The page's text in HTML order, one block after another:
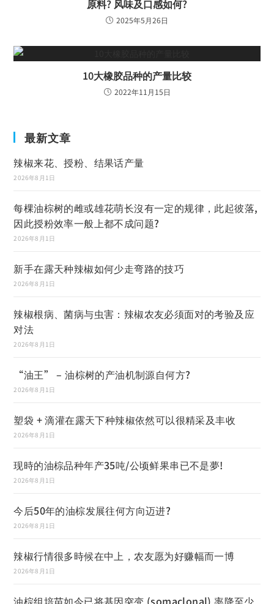
原料? 风味及口感如何?
2025年5月26日
10大橡胶品种的产量比较
2022年11月15日
最新文章
辣椒来花、授粉、结果话产量
2026年8月1日
每棵油棕树的雌或雄花萌长沒有一定的规律，此起彼落,
因此授粉效率一般上都不成问题?
2026年8月1日
新手在露天种辣椒如何少走弯路的技巧
2026年8月1日
辣椒根病、菌病与虫害：辣椒农友必须面对的考验及应
对法
2026年8月1日
“油王” – 油棕树的产油机制源自何方?
2026年8月1日
塑袋 + 滴灌在露天下种辣椒依然可以很精采及丰收
2026年8月1日
现時的油棕品种年产35吨/公顷鲜果串已不是夢!
2026年8月1日
今后50年的油棕发展往何方向迈进?
2026年8月1日
辣椒行情很多時候在中上，农友愿为好赚幅而一博
2026年8月1日